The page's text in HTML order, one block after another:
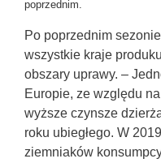
poprzednim.
Po poprzednim
wszystkie kraje
obszary uprawy. –
Europie, ze względu
wyższe czynsze
roku ubiegłego. W
ziemniaków